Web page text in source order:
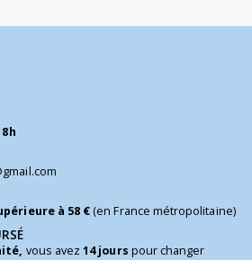
à 58 €(en France métropolitaine)
vous avez14 jours pour changer